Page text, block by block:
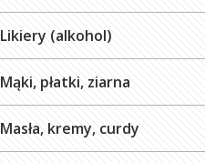
Likiery (alkohol)
Mąki, płatki, ziarna
Masła, kremy, curdy